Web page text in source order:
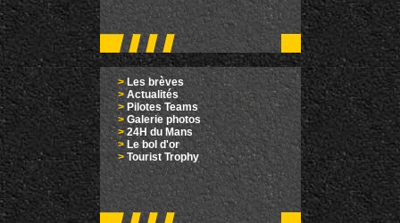
>Les brèves
> Actualités
> Pilotes Teams
>Galerie photos
>24H du Mans
>Le bol d'or
> Tourist Trophy